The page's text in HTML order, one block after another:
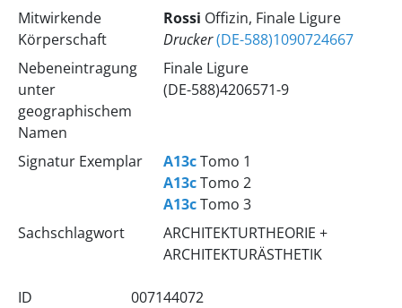
Mitwirkende
Körperschaft
Rossi Offizin, Finale Ligure
Drucker(DE-588)1090724667
Nebeneintragung
unter
geographischem
Namen
Finale Ligure
(DE-588)4206571-9
Signatur Exemplar A13cTomo 1
A13cTomo 2
A13cTomo 3
Sachschlagwort
ARCHITEKTURTHEORIE +
ARCHITEKTURÄSTHETIK
ID 007144072